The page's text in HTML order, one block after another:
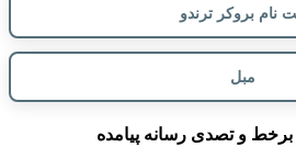
بروکر ترندو
و تصدی رسانه پیامده